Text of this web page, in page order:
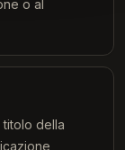
o al
della